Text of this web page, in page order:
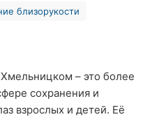
близорукости
Хмельницком – это более
сохранения и
взрослых и детей. Её